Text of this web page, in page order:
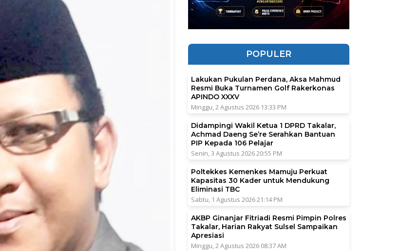
POPULER
Lakukan Pukulan Perdana, Aksa Mahmud
Resmi Buka Turnamen Golf Rakerkonas
APINDO XXXV
Minggu, 2 Agustus 2026 13:33 PM
Didampingi Wakil Ketua 1 DPRD Takalar,
Achmad Daeng Se’re Serahkan Bantuan
PIP Kepada 106 Pelajar
Senin, 3 Agustus 2026 20:55 PM
Poltekkes Kemenkes Mamuju Perkuat
Kapasitas 30 Kader untuk Mendukung
Eliminasi TBC
Sabtu, 1 Agustus 2026 21:14 PM
AKBP Ginanjar Fitriadi Resmi Pimpin Polres
Takalar, Harian Rakyat Sulsel Sampaikan
Apresiasi
Minggu, 2 Agustus 2026 08:37 AM